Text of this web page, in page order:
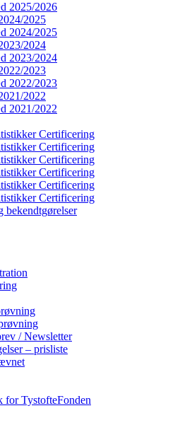
2025/2026
2025
2024/2025
2024
2023/2024
2023
2022/2023
2022
2021/2022
Certificering
Certificering
Certificering
Certificering
Certificering
Certificering
bekendtgørelser
/ Newsletter
– prisliste
for TystofteFonden